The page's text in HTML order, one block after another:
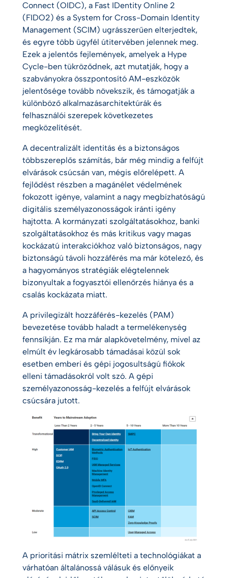
Connect (OIDC), a Fast IDentity Online 2
(FIDO2) és a System for Cross-Domain Identity
Management (SCIM) ugrásszerűen elterjedtek,
és egyre több ügyfél útitervében jelennek meg.
Ezek a jelentős fejlemények, amelyek a Hype
Cycle-ben tükröződnek, azt mutatják, hogy a
szabványokra összpontosító AM-eszközök
jelentősége tovább növekszik, és támogatják a
különböző alkalmazásarchitektúrák és
felhasználói szerepek következetes
megközelítését.
A decentralizált identitás és a biztonságos
többszereplős számítás, bár még mindig a felfújt
elvárások csúcsán van, mégis előrelépett. A
fejlődést részben a magánélet védelmének
fokozott igénye, valamint a nagy megbízhatóságú
digitális személyazonosságok iránti igény
hajtotta. A kormányzati szolgáltatásokhoz, banki
szolgáltatásokhoz és más kritikus vagy magas
kockázatú interakciókhoz való biztonságos, nagy
biztonságú távoli hozzáférés ma már kötelező, és
a hagyományos stratégiák elégtelennek
bizonyultak a fogyasztói ellenőrzés hiánya és a
csalás kockázata miatt.
A privilegizált hozzáférés-kezelés (PAM)
bevezetése tovább haladt a termelékenység
fennsíkján. Ez ma már alapkövetelmény, mivel az
elmúlt év legkárosabb támadásai közül sok
esetben emberi és gépi jogosultságú fiókok
elleni támadásokról volt szó. A gépi
személyazonosság-kezelés a felfújt elvárások
csúcsára jutott.
A prioritási mátrix szemlélteti a technológiákat a
várhatóan általánossá válásuk és előnyeik